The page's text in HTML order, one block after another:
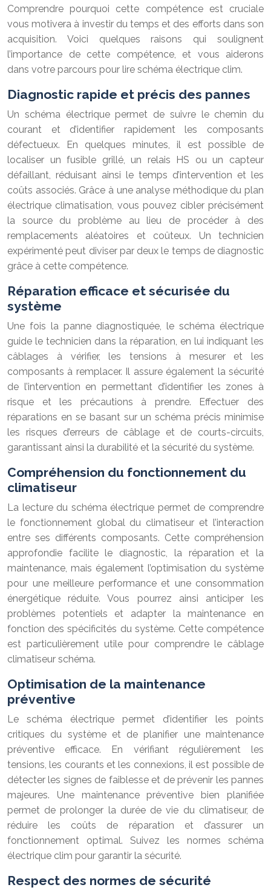
Comprendre pourquoi cette compétence est cruciale
vous motivera à investir du temps et des efforts dans son
acquisition. Voici quelques raisons qui soulignent
l’importance de cette compétence, et vous aiderons
dans votre parcours pour lire schéma électrique clim.
Diagnostic rapide et précis des pannes
Un schéma électrique permet de suivre le chemin du
courant et d’identifier rapidement les composants
défectueux. En quelques minutes, il est possible de
localiser un fusible grillé, un relais HS ou un capteur
défaillant, réduisant ainsi le temps d’intervention et les
coûts associés. Grâce à une analyse méthodique du plan
électrique climatisation, vous pouvez cibler précisément
la source du problème au lieu de procéder à des
remplacements aléatoires et coûteux. Un technicien
expérimenté peut diviser par deux le temps de diagnostic
grâce à cette compétence.
Réparation efficace et sécurisée du
système
Une fois la panne diagnostiquée, le schéma électrique
guide le technicien dans la réparation, en lui indiquant les
câblages à vérifier, les tensions à mesurer et les
composants à remplacer. Il assure également la sécurité
de l’intervention en permettant d’identifier les zones à
risque et les précautions à prendre. Effectuer des
réparations en se basant sur un schéma précis minimise
les risques d’erreurs de câblage et de courts-circuits,
garantissant ainsi la durabilité et la sécurité du système.
Compréhension du fonctionnement du
climatiseur
La lecture du schéma électrique permet de comprendre
le fonctionnement global du climatiseur et l’interaction
entre ses différents composants. Cette compréhension
approfondie facilite le diagnostic, la réparation et la
maintenance, mais également l’optimisation du système
pour une meilleure performance et une consommation
énergétique réduite. Vous pourrez ainsi anticiper les
problèmes potentiels et adapter la maintenance en
fonction des spécificités du système. Cette compétence
est particulièrement utile pour comprendre le câblage
climatiseur schéma.
Optimisation de la maintenance
préventive
Le schéma électrique permet d’identifier les points
critiques du système et de planifier une maintenance
préventive efficace. En vérifiant régulièrement les
tensions, les courants et les connexions, il est possible de
détecter les signes de faiblesse et de prévenir les pannes
majeures. Une maintenance préventive bien planifiée
permet de prolonger la durée de vie du climatiseur, de
réduire les coûts de réparation et d’assurer un
fonctionnement optimal. Suivez les normes schéma
électrique clim pour garantir la sécurité.
Respect des normes de sécurité